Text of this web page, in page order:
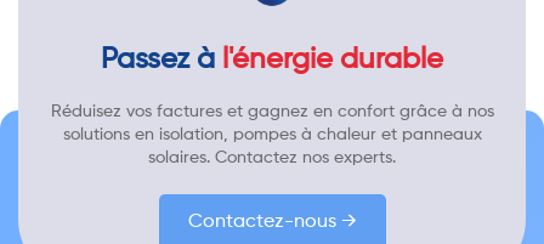
Passez à l'énergie durable
Réduisez vos factures et gagnez en confort grâce à nos
solutions en isolation, pompes à chaleur et panneaux
solaires. Contactez nos experts.
Contactez-nous →